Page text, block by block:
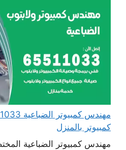
كمبيوتر بالمنزل
مهندس كمبيوتر الضباعية